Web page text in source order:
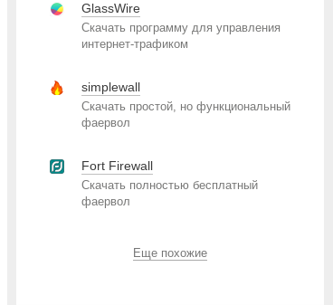
GlassWire
Скачать программу для управления
интернет-трафиком
simplewall
Скачать простой, но функциональный
фаервол
Fort Firewall
Скачать полностью бесплатный
фаервол
Еще похожие